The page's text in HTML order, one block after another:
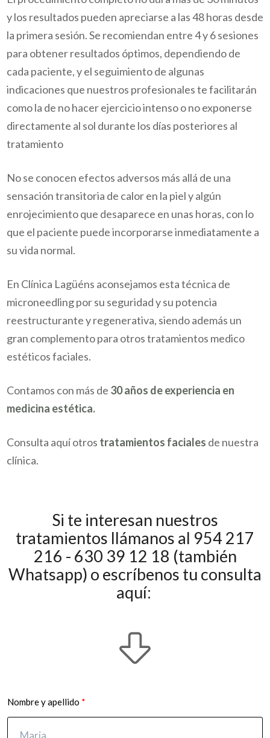
y los resultados pueden apreciarse a las 48 horas desde
la primera sesión. Se recomiendan entre 4 y 6 sesiones
para obtener resultados óptimos, dependiendo de
cada paciente, y el seguimiento de algunas
indicaciones que nuestros profesionales te facilitarán
como la de no hacer ejercicio intenso o no exponerse
directamente al sol durante los días posteriores al
tratamiento
No se conocen efectos adversos más allá de una
sensación transitoria de calor en la piel y algún
enrojecimiento que desaparece en unas horas, con lo
que el paciente puede incorporarse inmediatamente a
su vida normal.
En Clínica Lagüéns aconsejamos esta técnica de
microneedling por su seguridad y su potencia
reestructurante y regenerativa, siendo además un
gran complemento para otros tratamientos medico
estéticos faciales.
Contamos con más de 30 años de experiencia en
medicina estética.
Consulta aquí otros tratamientos faciales de nuestra
clínica.
Si te interesan nuestros
tratamientos llámanos al 954 217
216 - 630 39 12 18 (también
Whatsapp) o escríbenos tu consulta
aquí:
Nombre y apellido